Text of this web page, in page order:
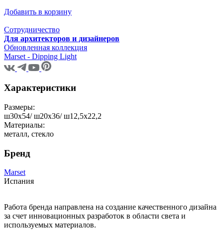
Добавить в корзину
Сотрудничество
Для архитекторов и дизайнеров
Обновленная коллекция
Marset - Dipping Light
Характеристики
Размеры:
ш30x54/ ш20x36/ ш12,5x22,2
Материалы:
металл, стекло
Бренд
Marset
Испания
Работа бренда направлена на создание качественного дизайна
за счет инновационных разработок в области света и
используемых материалов.